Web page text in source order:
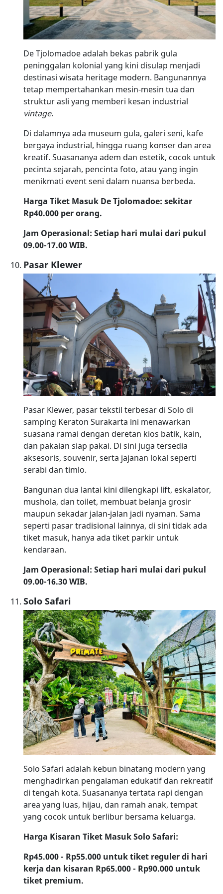
De Tjolomadoe adalah bekas pabrik gula
peninggalan kolonial yang kini disulap menjadi
destinasi wisata heritage modern. Bangunannya
tetap mempertahankan mesin-mesin tua dan
struktur asli yang memberi kesan industrial
vintage.
Di dalamnya ada museum gula, galeri seni, kafe
bergaya industrial, hingga ruang konser dan area
kreatif. Suasananya adem dan estetik, cocok untuk
pecinta sejarah, pencinta foto, atau yang ingin
menikmati event seni dalam nuansa berbeda.
Harga Tiket Masuk De Tjolomadoe: sekitar
Rp40.000 per orang.
Jam Operasional: Setiap hari mulai dari pukul
09.00-17.00 WIB.
Pasar Klewer
Pasar Klewer, pasar tekstil terbesar di Solo di
samping Keraton Surakarta ini menawarkan
suasana ramai dengan deretan kios batik, kain,
dan pakaian siap pakai. Di sini juga tersedia
aksesoris, souvenir, serta jajanan lokal seperti
serabi dan timlo.
Bangunan dua lantai kini dilengkapi lift, eskalator,
mushola, dan toilet, membuat belanja grosir
maupun sekadar jalan‑jalan jadi nyaman. Sama
seperti pasar tradisional lainnya, di sini tidak ada
tiket masuk, hanya ada tiket parkir untuk
kendaraan.
Jam Operasional: Setiap hari mulai dari pukul
09.00-16.30 WIB.
Solo Safari
Solo Safari adalah kebun binatang modern yang
menghadirkan pengalaman edukatif dan rekreatif
di tengah kota. Suasananya tertata rapi dengan
area yang luas, hijau, dan ramah anak, tempat
yang cocok untuk berlibur bersama keluarga.
Harga Kisaran Tiket Masuk Solo Safari:
Rp45.000 - Rp55.000 untuk tiket reguler di hari
kerja dan kisaran Rp65.000 - Rp90.000 untuk
tiket premium.